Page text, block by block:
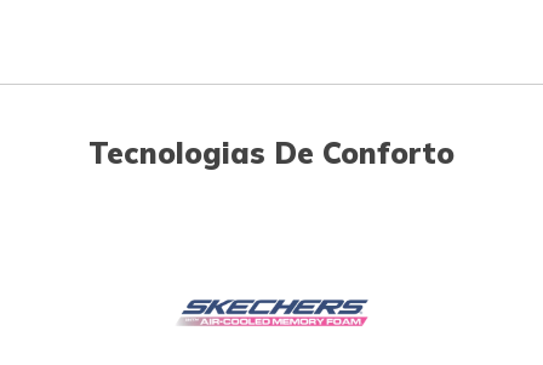
Tecnologias De Conforto